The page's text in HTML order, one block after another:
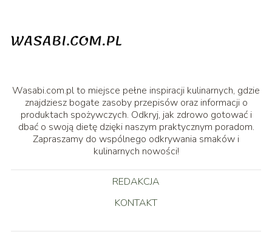
Wasabi.com.pl to miejsce pełne inspiracji kulinarnych, gdzie
znajdziesz bogate zasoby przepisów oraz informacji o
produktach spożywczych. Odkryj, jak zdrowo gotować i
dbać o swoją dietę dzięki naszym praktycznym poradom.
Zapraszamy do wspólnego odkrywania smaków i
kulinarnych nowości!
REDAKCJA
KONTAKT